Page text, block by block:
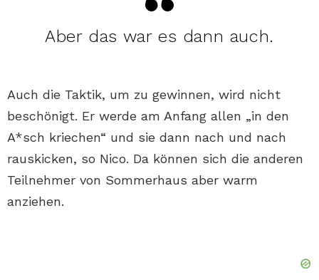
Aber das war es dann auch.
Auch die Taktik, um zu gewinnen, wird nicht
beschönigt. Er werde am Anfang allen „in den
A*sch kriechen“ und sie dann nach und nach
rauskicken, so Nico. Da können sich die anderen
Teilnehmer von Sommerhaus aber warm
anziehen.